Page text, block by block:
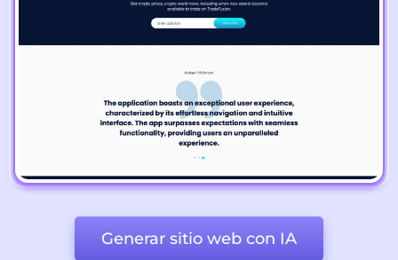
Generar sitio web con IA